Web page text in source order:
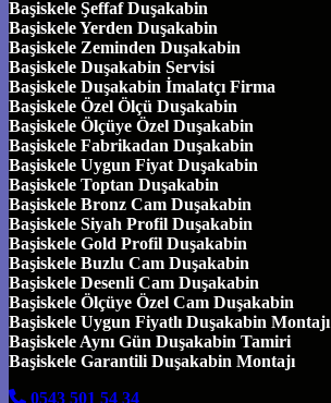
Başiskele Şeffaf Duşakabin
Başiskele Yerden Duşakabin
Başiskele Zeminden Duşakabin
Başiskele Duşakabin Servisi
Başiskele Duşakabin İmalatçı Firma
Başiskele Özel Ölçü Duşakabin
Başiskele Ölçüye Özel Duşakabin
Başiskele Fabrikadan Duşakabin
Başiskele Uygun Fiyat Duşakabin
Başiskele Toptan Duşakabin
Başiskele Bronz Cam Duşakabin
Başiskele Siyah Profil Duşakabin
Başiskele Gold Profil Duşakabin
Başiskele Buzlu Cam Duşakabin
Başiskele Desenli Cam Duşakabin
Başiskele Ölçüye Özel Cam Duşakabin
Başiskele Uygun Fiyatlı Duşakabin Montajı
Başiskele Aynı Gün Duşakabin Tamiri
Başiskele Garantili Duşakabin Montajı
0543 501 54 34